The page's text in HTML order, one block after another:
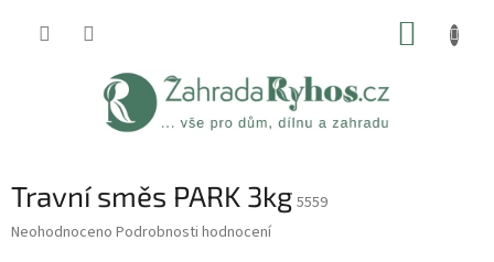
Travní směs PARK 3kg 5559
Průměrné
Neohodnoceno Podrobnosti hodnocení